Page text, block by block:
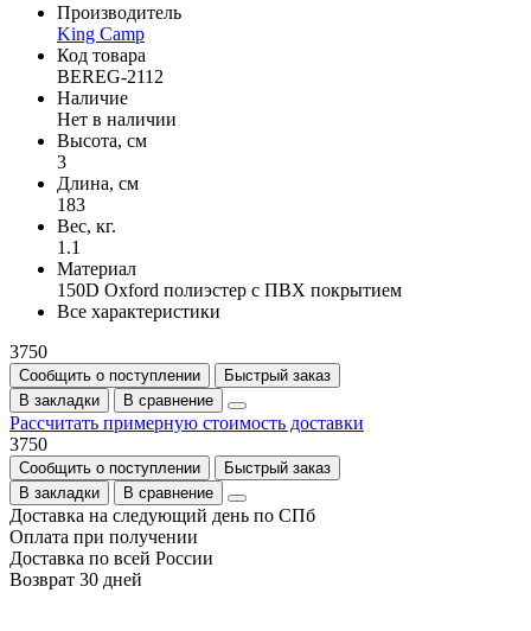
Производитель
King Camp
Код товара
BEREG-2112
Наличие
Нет в наличии
Высота, см
3
Длина, см
183
Вес, кг.
1.1
Материал
150D Oxford полиэстер с ПВХ покрытием
Все характеристики
3750
Сообщить о поступлении
Быстрый заказ
В закладки
В сравнение
Рассчитать примерную стоимость доставки
3750
Сообщить о поступлении
Быстрый заказ
В закладки
В сравнение
Доставка на следующий день по СПб
Оплата при получении
Доставка по всей России
Возврат 30 дней